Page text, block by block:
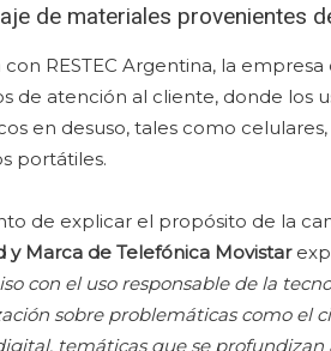
de materiales provenientes
con RESTEC Argentina, la
de atención al cliente, donde los
en desuso, tales como
portátiles.
de explicar el propósito de la
y Marca de Telefónica Movistar
con el uso responsable de la
sobre problemáticas como el
temáticas que se